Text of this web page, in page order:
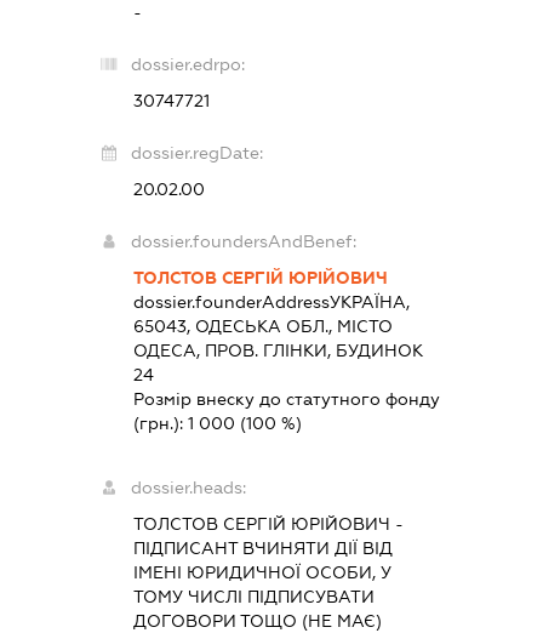
-
dossier.edrpo:
30747721
dossier.regDate:
20.02.00
dossier.foundersAndBenef:
ТОЛСТОВ СЕРГІЙ ЮРІЙОВИЧ
dossier.founderAddressУКРАЇНА,
65043, ОДЕСЬКА ОБЛ., МІСТО
ОДЕСА, ПРОВ. ГЛІНКИ, БУДИНОК
24
Розмір внеску до статутного фонду
(грн.): 1 000 (100 %)
dossier.heads:
ТОЛСТОВ СЕРГІЙ ЮРІЙОВИЧ -
ПІДПИСАНТВЧИНЯТИ ДІЇ ВІД
ІМЕНІ ЮРИДИЧНОЇ ОСОБИ, У
ТОМУ ЧИСЛІ ПІДПИСУВАТИ
ДОГОВОРИ ТОЩО (НЕ МАЄ)